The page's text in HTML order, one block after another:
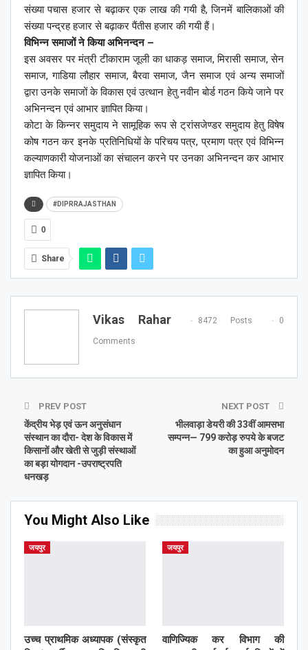
संख्या पचास हजार से बढ़ाकर एक लाख की गयी है, जिनमें बालिकाओं की
संख्या पन्द्रह हजार से बढ़ाकर पैंतीस हजार की गयी हैं।
विभिन्न समाजों ने किया अभिनन्दन –
इस अवसर पर मंत्री टीकाराम जूली का धाकड़ समाज, मिरासी समाज, सेन
समाज, गाडिया लौहार समाज, बैरवा समाज, जैन समाज एवं अन्य समाजों
द्वारा उनके समाजों के विकास एवं उत्थान हेतु नवीन बोर्ड गठन किये जाने पर
अभिनन्दन एवं आभार ज्ञापित किया।
कोटा के किन्नर समुदाय ने सामूहिक रूप से ट्रांसजेण्डर समुदाय हेतु विषेष
कोष गठन कर इनके प्रतिनिधियों के परिचय पत्र, प्रमाण पत्र एवं विभिन्न
कल्याणकारी योजनाओं का संचालन करने पर उनका अभिनन्दन कर आभार
ज्ञापित किया।
#DIPRRAJASTHAN
0
Share
Vikas Rahar 8472 Posts 0
Comments
PREV POST
केंद्रीय भेड़ एवं ऊन अनुसंधान
संस्थान का दौरा- देश के विकास में
किसानों और खेती से जुड़ी संस्थाओं
का बड़ा योगदान -उपराष्ट्रपति
धनखड़
NEXT POST
भीलवाड़ा डेयरी की 33वीं आमसभा
सम्पन्न— 799 करोड़ रुपये के बजट
का हुआ अनुमोदन
You Might Also Like
जयपुर
उच्च प्राथमिक अध्यापक (संस्कृत
जयपुर
वाणिज्यिक कर विभाग की